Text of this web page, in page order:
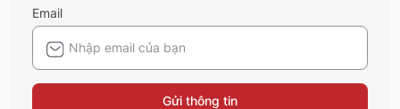
Email
Gửi thông tin